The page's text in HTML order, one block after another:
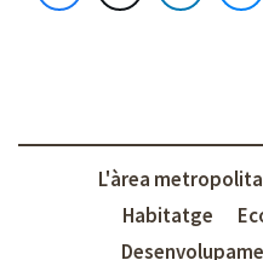
L'àrea
Habitatge